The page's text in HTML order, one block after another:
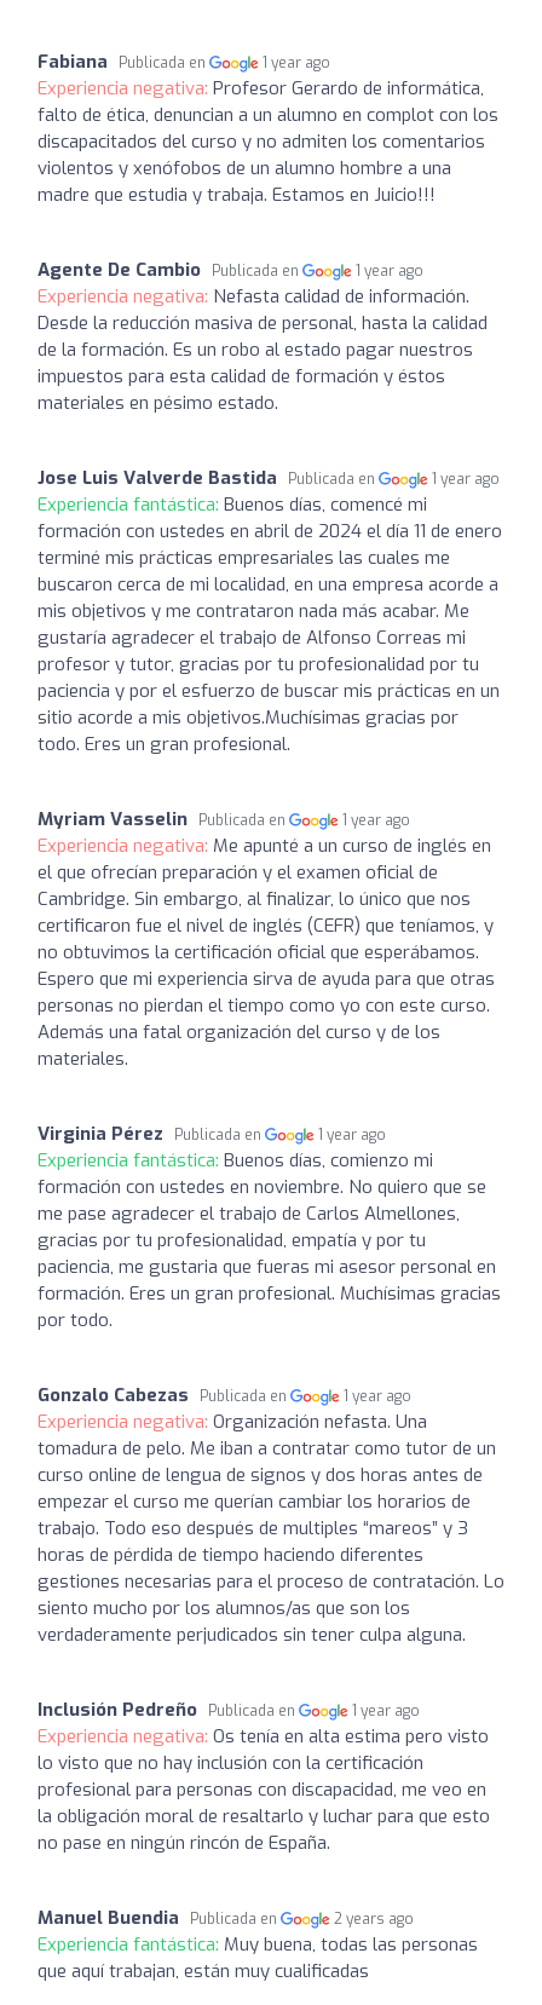
Fabiana Publicada en 1 year ago
Experiencia negativa: Profesor Gerardo de informática,
falto de ética, denuncian a un alumno en complot con los
discapacitados del curso y no admiten los comentarios
violentos y xenófobos de un alumno hombre a una
madre que estudia y trabaja. Estamos en Juicio!!!
Agente De Cambio Publicada en 1 year ago
Experiencia negativa: Nefasta calidad de información.
Desde la reducción masiva de personal, hasta la calidad
de la formación. Es un robo al estado pagar nuestros
impuestos para esta calidad de formación y éstos
materiales en pésimo estado.
Jose Luis Valverde Bastida Publicada en 1 year ago
Experiencia fantástica: Buenos días, comencé mi
formación con ustedes en abril de 2024 el día 11 de enero
terminé mis prácticas empresariales las cuales me
buscaron cerca de mi localidad, en una empresa acorde a
mis objetivos y me contrataron nada más acabar. Me
gustaría agradecer el trabajo de Alfonso Correas mi
profesor y tutor, gracias por tu profesionalidad por tu
paciencia y por el esfuerzo de buscar mis prácticas en un
sitio acorde a mis objetivos.Muchísimas gracias por
todo. Eres un gran profesional.
Myriam Vasselin Publicada en 1 year ago
Experiencia negativa: Me apunté a un curso de inglés en
el que ofrecían preparación y el examen oficial de
Cambridge. Sin embargo, al finalizar, lo único que nos
certificaron fue el nivel de inglés (CEFR) que teníamos, y
no obtuvimos la certificación oficial que esperábamos.
Espero que mi experiencia sirva de ayuda para que otras
personas no pierdan el tiempo como yo con este curso.
Además una fatal organización del curso y de los
materiales.
Virginia Pérez Publicada en 1 year ago
Experiencia fantástica: Buenos días, comienzo mi
formación con ustedes en noviembre. No quiero que se
me pase agradecer el trabajo de Carlos Almellones,
gracias por tu profesionalidad, empatía y por tu
paciencia, me gustaria que fueras mi asesor personal en
formación. Eres un gran profesional. Muchísimas gracias
por todo.
Gonzalo Cabezas Publicada en 1 year ago
Experiencia negativa: Organización nefasta. Una
tomadura de pelo. Me iban a contratar como tutor de un
curso online de lengua de signos y dos horas antes de
empezar el curso me querían cambiar los horarios de
trabajo. Todo eso después de multiples “mareos” y 3
horas de pérdida de tiempo haciendo diferentes
gestiones necesarias para el proceso de contratación. Lo
siento mucho por los alumnos/as que son los
verdaderamente perjudicados sin tener culpa alguna.
Inclusión Pedreño Publicada en 1 year ago
Experiencia negativa: Os tenía en alta estima pero visto
lo visto que no hay inclusión con la certificación
profesional para personas con discapacidad, me veo en
la obligación moral de resaltarlo y luchar para que esto
no pase en ningún rincón de España.
Manuel Buendia Publicada en 2 years ago
Experiencia fantástica: Muy buena, todas las personas
que aquí trabajan, están muy cualificadas